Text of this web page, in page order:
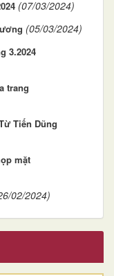
(07/03/2024)
(05/03/2024)
3.2024
trang
Tiến Dũng
mặt
02/2024)